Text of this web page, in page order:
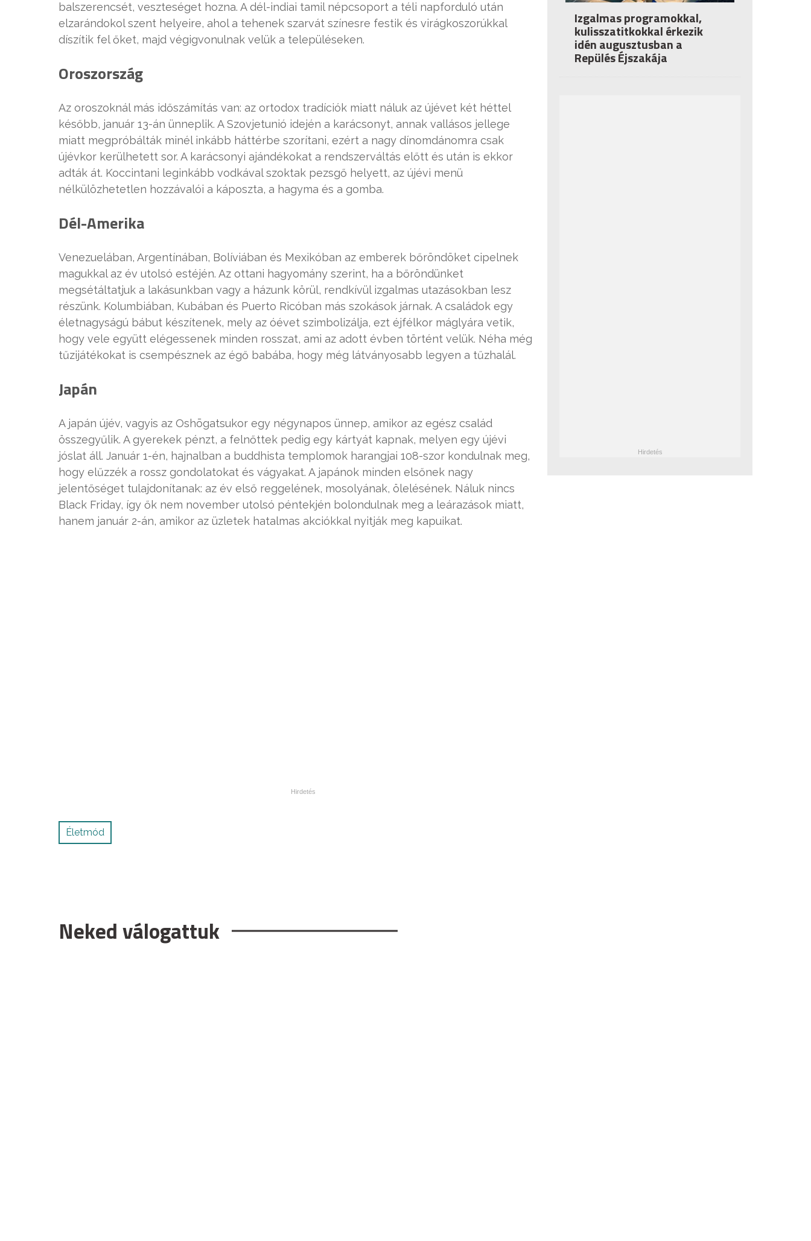
balszerencsét, veszteséget hozna. A dél-indiai tamil népcsoport a téli napforduló után
elzarándokol szent helyeire, ahol a tehenek szarvát színesre festik és virágkoszorúkkal
díszítik fel őket, majd végigvonulnak velük a településeken.
Oroszország
Az oroszoknál más időszámítás van: az ortodox tradíciók miatt náluk az újévet két héttel
később, január 13-án ünneplik. A Szovjetunió idején a karácsonyt, annak vallásos jellege
miatt megpróbálták minél inkább háttérbe szorítani, ezért a nagy dínomdánomra csak
újévkor kerülhetett sor. A karácsonyi ajándékokat a rendszerváltás előtt és után is ekkor
adták át. Koccintani leginkább vodkával szoktak pezsgő helyett, az újévi menü
nélkülözhetetlen hozzávalói a káposzta, a hagyma és a gomba.
Dél-Amerika
Venezuelában, Argentínában, Bolíviában és Mexikóban az emberek bőröndöket cipelnek
magukkal az év utolsó estéjén. Az ottani hagyomány szerint, ha a bőröndünket
megsétáltatjuk a lakásunkban vagy a házunk körül, rendkívül izgalmas utazásokban lesz
részünk. Kolumbiában, Kubában és Puerto Ricóban más szokások járnak. A családok egy
életnagyságú bábut készítenek, mely az óévet szimbolizálja, ezt éjfélkor máglyára vetik,
hogy vele együtt elégessenek minden rosszat, ami az adott évben történt velük. Néha még
tűzijátékokat is csempésznek az égő babába, hogy még látványosabb legyen a tűzhalál.
Japán
A japán újév, vagyis az Oshōgatsukor egy négynapos ünnep, amikor az egész család
összegyűlik. A gyerekek pénzt, a felnőttek pedig egy kártyát kapnak, melyen egy újévi
jóslat áll. Január 1-én, hajnalban a buddhista templomok harangjai 108-szor kondulnak meg,
hogy elűzzék a rossz gondolatokat és vágyakat. A japánok minden elsőnek nagy
jelentőséget tulajdonítanak: az év első reggelének, mosolyának, ölelésének. Náluk nincs
Black Friday, így ők nem november utolsó péntekjén bolondulnak meg a leárazások miatt,
hanem január 2-án, amikor az üzletek hatalmas akciókkal nyitják meg kapuikat.
Életmód
Neked válogattuk
Izgalmas programokkal,
kulisszatitkokkal érkezik
idén augusztusban a
Repülés Éjszakája